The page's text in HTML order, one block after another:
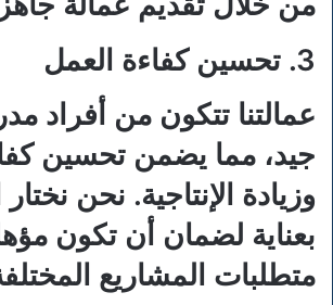
3. تحسين كفاءة العمل
عمالتنا تتكون من أفراد
جيد، مما يضمن تحسين
وزيادة الإنتاجية. نحن نختار
بعناية لضمان أن تكون
متطلبات المشاريع